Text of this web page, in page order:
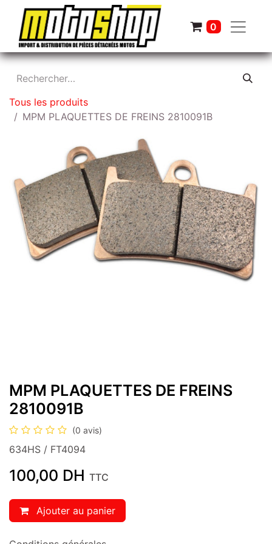
0
Tous les produits
MPM PLAQUETTES DE FREINS 2810091B
MPM PLAQUETTES DE FREINS
2810091B
(0 avis)
634HS / FT4094
100,00 DH TTC
Ajouter au panier